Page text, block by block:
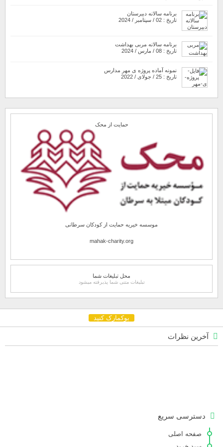
برنامه سالانه دبیرستان
تاریخ : 02 / سپتامبر / 2024
برنامه سالانه مربی بهداشت
تاریخ : 08 / مارس / 2024
نمونه آماده پروژه ی مهر مدارس
تاریخ : 25 / جولای / 2022
حمایت از محک
موسسه خیریه حمایت از کودکان سرطانی
mahak-charity.org
محل تبلیغات شما
تبلیغات متنی شما پذیرفته میشود
بوکمارک کنید
آخرین نظرات
دسترسی سریع
صفحه اصلی